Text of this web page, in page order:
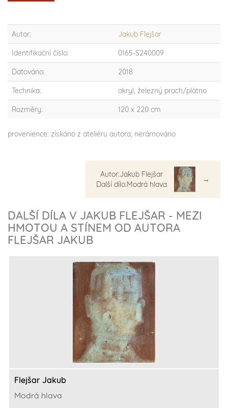
Autor: Jakub Flejšar
Identifikační číslo: 0165-S240009
Datováno: 2018
Technika: akryl, železný prach/plátno
Rozměry: 120 x 220 cm
provenience: získáno z ateliéru autora; nerámováno
Autor:Jakub Flejšar
Další dílo:Modrá hlava
→
DALŠÍ DÍLA V JAKUB FLEJŠAR - MEZI
HMOTOU A STÍNEM OD AUTORA
FLEJŠAR JAKUB
Flejšar Jakub
Modrá hlava